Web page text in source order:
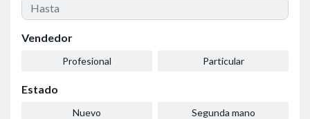
Vendedor
Profesional Particular
Estado
Nuevo Segunda mano